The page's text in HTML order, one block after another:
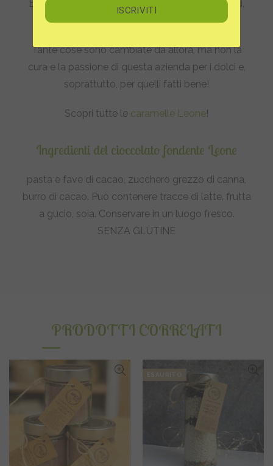
Benso Conte di Cavour era uno dei golosi clienti,
insieme ovviamente alla Casa Reale Savoia.
Tante cose sono cambiate da allora, ma non la
cura e la passione di questa azienda per i dolci e,
soprattutto, per quelli fatti bene!
Scopri tutte le caramelle Leone!
Ingredienti del cioccolato fondente Leone
pasta e fave di cacao, zucchero grezzo di canna,
burro di cacao. Può contenere tracce di latte, frutta
a gucio, soia. Conservare in un luogo fresco.
SENZA GLUTINE
PRODOTTI CORRELATI
ESAURITO